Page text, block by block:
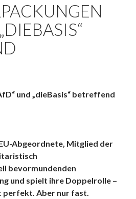
und „dieBasis“ betreffend
Abgeordnete, Mitglied der
bevormundenden
und spielt ihre Doppelrolle –
perfekt. Aber nur fast.